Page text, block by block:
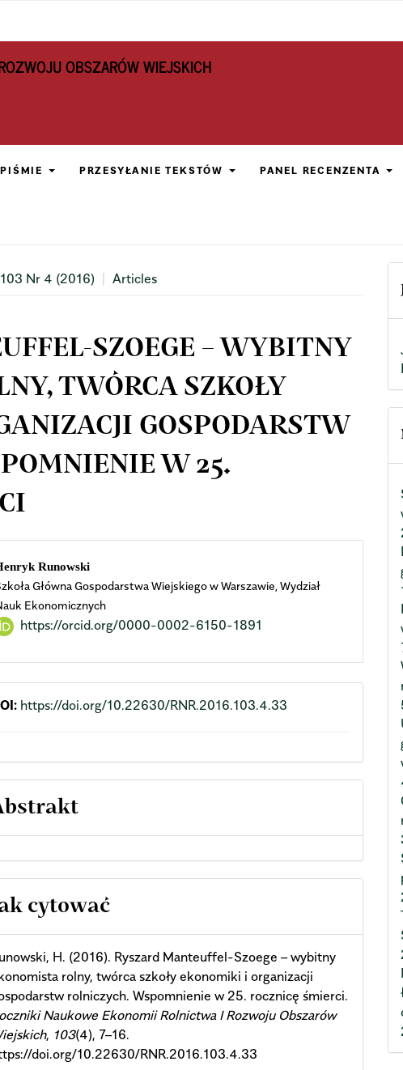
OBSZARÓW WIEJSKICH
PRZESYŁANIE TEKSTÓW PANEL RECENZENTA
Nr 4 (2016) Articles
SZOEGE – WYBITNY
TWÓRCA SZKOŁY
GOSPODARSTW
W 25.
Runowski
Główna Gospodarstwa Wiejskiego w Warszawie, Wydział
Ekonomicznych
https://orcid.org/0000-0002-6150-1891
https://doi.org/10.22630/RNR.2016.103.4.33
cytować
H. (2016). Ryszard Manteuffel-Szoege – wybitny
rolny, twórca szkoły ekonomiki i organizacji
rolniczych. Wspomnienie w 25. rocznicę śmierci.
Naukowe Ekonomii Rolnictwa I Rozwoju Obszarów
, 103(4), 7–16.
doi.org/10.22630/RNR.2016.103.4.33